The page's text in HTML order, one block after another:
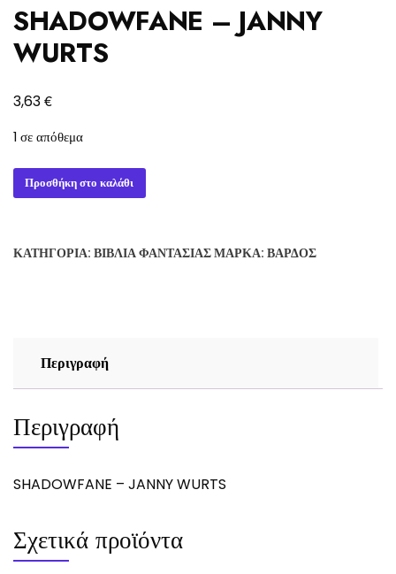
SHADOWFANE – JANNY
WURTS
3,63€
1 σε απόθεμα
SHADOWFANE
-
ποσότητα
Προσθήκη στο καλάθι
ΚΑΤΗΓΟΡΊΑ: ΒΙΒΛΊΑ ΦΑΝΤΑΣΊΑΣΜΆΡΚΑ: ΒΆΡΔΟΣ
Περιγραφή
Περιγραφή
SHADOWFANE – JANNY WURTS
Σχετικά προϊόντα